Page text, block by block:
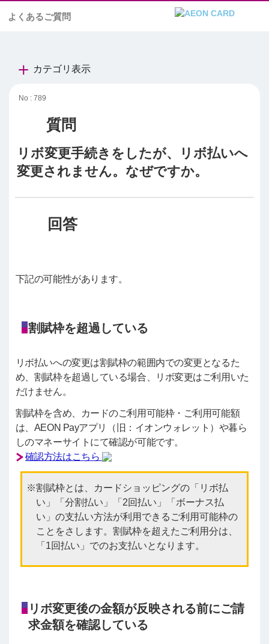
よくあるご質問
カテゴリ表示
No : 789
リボ変更手続きをしたが、リボ払いへ
変更されません。なぜですか。
下記の可能性があります。
割賦枠を超過している
リボ払いへの変更は割賦枠の範囲内での変更となるた
め、割賦枠を超過している場合、リボ変更はご利用いた
だけません。
割賦枠を含め、カードのご利用可能枠・ご利用可能額
は、AEON Payアプリ（旧：イオンウォレット）や暮ら
しのマネーサイトにて確認が可能です。
確認方法はこちら
割賦枠とは、カードショッピングの「リボ払
い」「分割払い」「2回払い」「ボーナス払
い」の支払い方法が利用できるご利用可能枠の
ことをさします。割賦枠を超えたご利用分は、
「1回払い」でのお支払いとなります。
リボ変更後の金額が反映される前にご請
求金額を確認している